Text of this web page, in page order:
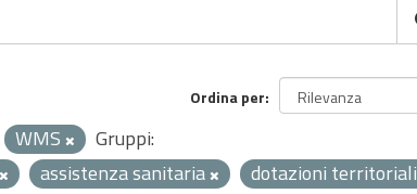
Ordina per
WMS
Gruppi:
assistenza sanitaria
dotazioni territoriali